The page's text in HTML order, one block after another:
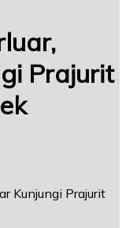
Prajurit
Kunjungi Prajurit